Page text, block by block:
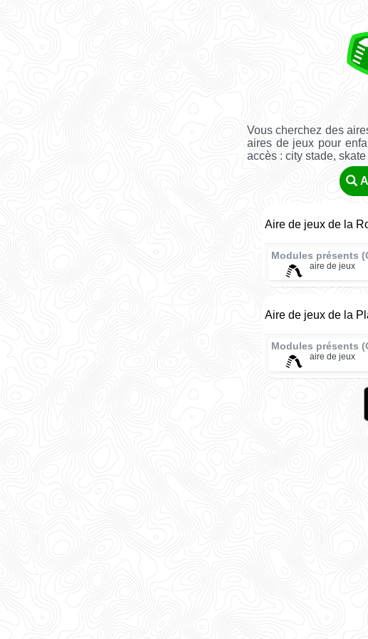
Vous cherchez des
aires de jeux pour
accès : city stade,
Aire de jeux de la
Modules présents
aire de jeux
Aire de jeux de la
Modules présents
aire de jeux